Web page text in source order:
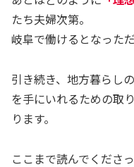
たち夫婦次第。
岐阜で働けるとなった
引き続き、地方暮らし
を手にいれるための取
ります。
ここまで読んでくださ